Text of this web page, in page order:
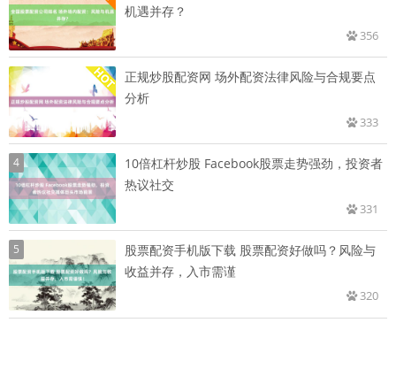
机遇并存？
356
正规炒股配资网 场外配资法律风险与合规要点
分析
333
4
10倍杠杆炒股 Facebook股票走势强劲，投资者
热议社交
331
5
股票配资手机版下载 股票配资好做吗？风险与
收益并存，入市需谨
320